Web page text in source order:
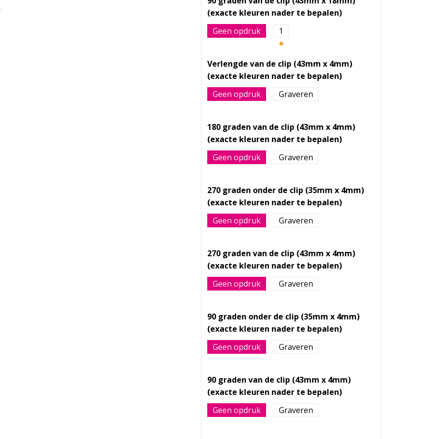
Geen opdruk 1
Verlengde van de clip (43mm x 4mm)
Geen opdruk Graveren
180 graden van de clip (43mm x 4mm)
Geen opdruk Graveren
270 graden onder de clip (35mm x 4mm)
Geen opdruk Graveren
270 graden van de clip (43mm x 4mm)
Geen opdruk Graveren
90 graden onder de clip (35mm x 4mm)
Geen opdruk Graveren
90 graden van de clip (43mm x 4mm)
Geen opdruk Graveren